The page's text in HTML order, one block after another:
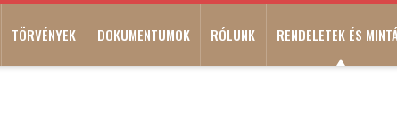
TÖRVÉNYEK DOKUMENTUMOK RÓLUNK RENDELETEK ÉS